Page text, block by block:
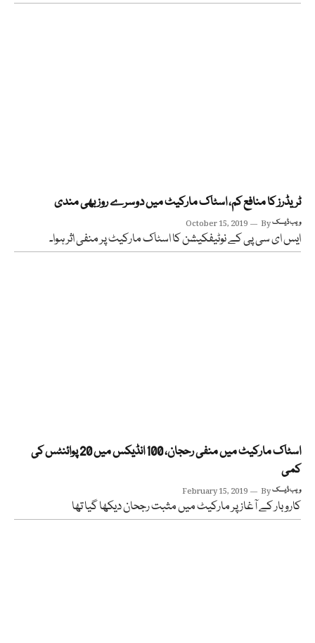
ٹریڈرز کا منافع کم، اسٹاک مارکیٹ میں دوسرے روز بھی مندی
October 15, 2019 Byویب ڈیسک
ایس ای سی پی کے نوٹیفکیشن کا اسٹاک مارکیٹ پر منفی اثر ہوا۔
اسٹاک مارکیٹ میں منفی رحجان، 100 انڈیکس میں 20 پوائنٹس کی
کمی
February 15, 2019 Byویب ڈیسک
کاروبار کے آغاز پر مارکیٹ میں مثبت رجحان دیکھا گیا تھا